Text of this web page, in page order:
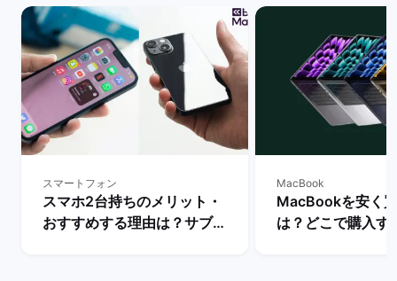
スマートフォン
スマホ2台持ちのメリット・
おすすめする理由は？サブス
MacBook
MacBookを安く
は？どこで購入す